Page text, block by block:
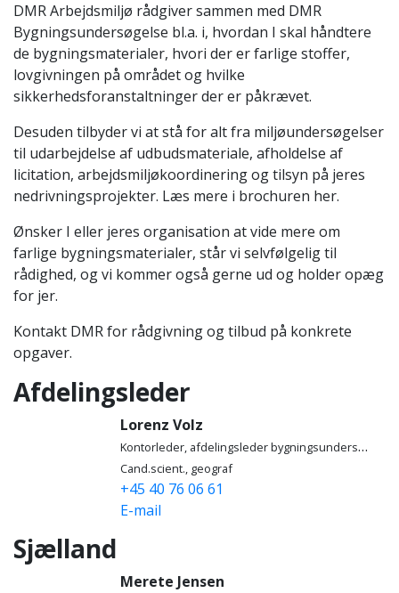
DMR Arbejdsmiljø rådgiver sammen med DMR
Bygningsundersøgelse bl.a. i, hvordan I skal håndtere
de bygningsmaterialer, hvori der er farlige stoffer,
lovgivningen på området og hvilke
sikkerhedsforanstaltninger der er påkrævet.
Desuden tilbyder vi at stå for alt fra miljøundersøgelser
til udarbejdelse af udbudsmateriale, afholdelse af
licitation, arbejdsmiljøkoordinering og tilsyn på jeres
nedrivningsprojekter. Læs mere i brochuren her.
Ønsker I eller jeres organisation at vide mere om
farlige bygningsmaterialer, står vi selvfølgelig til
rådighed, og vi kommer også gerne ud og holder opæg
for jer.
Kontakt DMR for rådgivning og tilbud på konkrete
opgaver.
Afdelingsleder
Lorenz Volz
Kontorleder, afdelingsleder bygningsundersøgelser
Cand.scient., geograf
+45 40 76 06 61
E-mail
Sjælland
Merete Jensen